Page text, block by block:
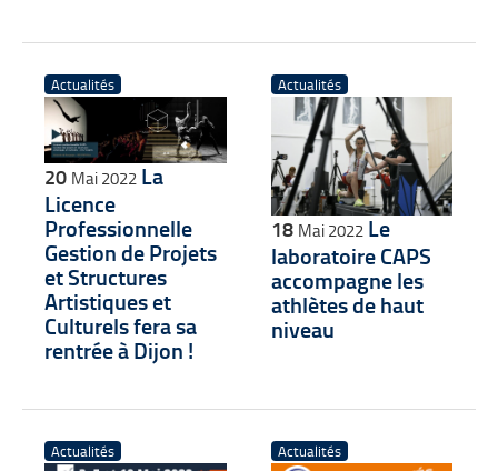
Actualités
20 Mai 2022 La
Licence
Professionnelle
Gestion de Projets
et Structures
Artistiques et
Culturels fera sa
rentrée à Dijon !
Actualités
18 Mai 2022 Le
laboratoire CAPS
accompagne les
athlètes de haut
niveau
Actualités Actualités